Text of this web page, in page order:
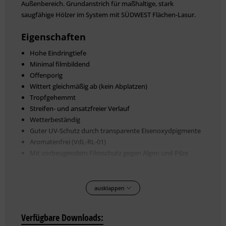
Außenbereich. Grundanstrich für maßhaltige, stark
saugfähige Hölzer im System mit SÜDWEST Flächen-Lasur.
Eigenschaften
Hohe Eindringtiefe
Minimal filmbildend
Offenporig
Wittert gleichmäßig ab (kein Abplatzen)
Tropfgehemmt
Streifen- und ansatzfreier Verlauf
Wetterbeständig
Guter UV-Schutz durch transparente Eisenoxydpigmente
Aromatenfrei (VdL-RL-01)
Farbton: Farblos, Esche, Eiche hell, Kiefer, Altkiefer, Eiche,
Verbrauch: 50-80 ml/m² pro Anstrich
ausklappen
Verfügbare Downloads: